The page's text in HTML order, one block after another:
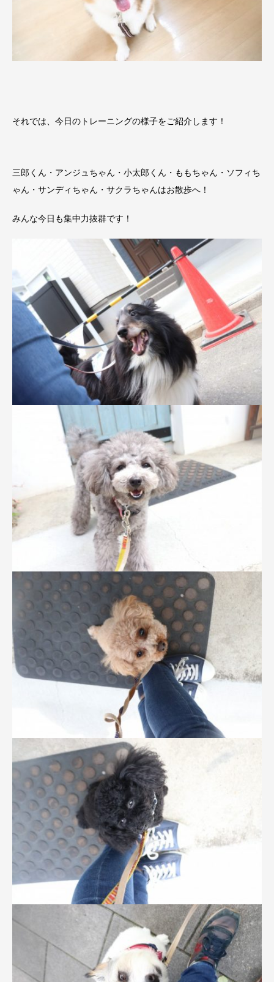
それでは、今日のトレーニングの様子をご紹介します！
三郎くん・アンジュちゃん・小太郎くん・ももちゃん・ソフィち
ゃん・サンディちゃん・サクラちゃんはお散歩へ！
みんな今日も集中力抜群です！